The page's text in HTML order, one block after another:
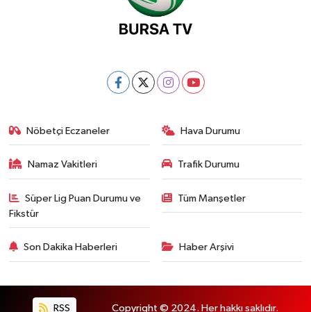
Nöbetçi Eczaneler Hava Durumu
Namaz Vakitleri Trafik Durumu
Süper Lig Puan Durumu ve
Fikstür
Tüm Manşetler
Son Dakika Haberleri Haber Arşivi
RSS Copyright © 2024. Her hakkı saklıdır.